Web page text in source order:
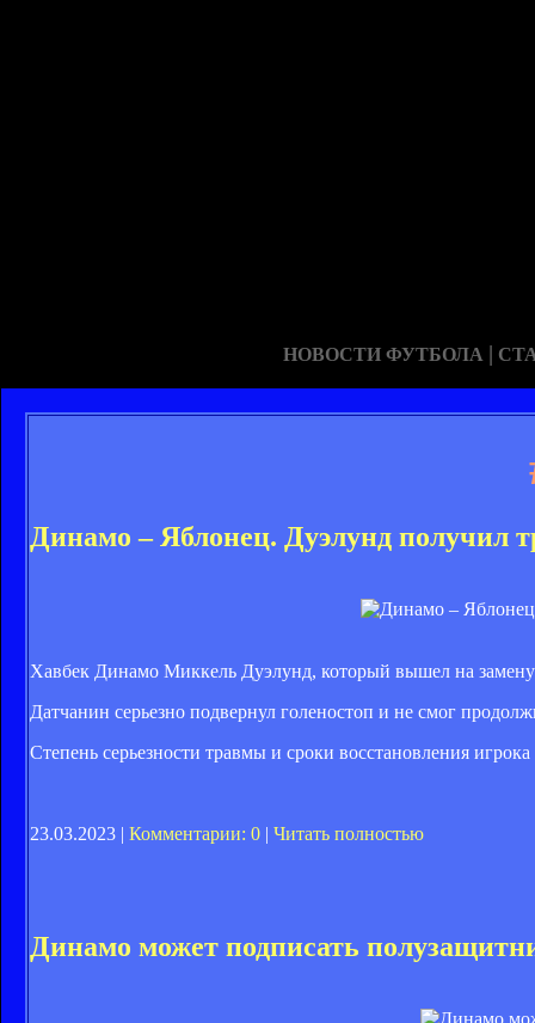
НОВОСТИ ФУТБОЛА |
Динамо – Яблонец. Дуэлунд получил
Хавбек Динамо Миккель Дуэлунд, который вышел на
Датчанин серьезно подвернул голеностоп и не смог
Степень серьезности травмы и сроки восстановления
23.03.2023 | Комментарии: 0 | Читать полностью
Динамо может подписать